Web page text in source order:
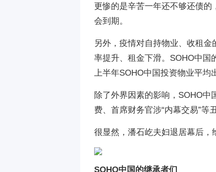
更惨的是辛苦一年还不够还债的
会到期。
另外，疫情对自持物业、收租
率提升、租金下滑。SOHO中国
上半年SOHO中国投资物业平均
除了外界因素的影响，SOHO
费、首席财务官涉“内幕交易”等
很显然，潘石屹夫妇退居幕后，
SOHO中国的继承者们